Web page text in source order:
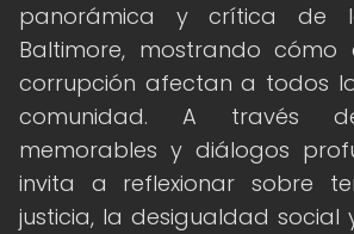
panorámica y crítica de
Baltimore, mostrando
corrupción afectan a todos
comunidad. A través
memorables y diálogos
invita a reflexionar sobre
justicia, la desigualdad social